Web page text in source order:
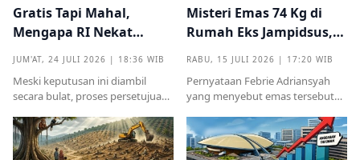
Gratis Tapi Mahal,
Mengapa RI Nekat
Induk Tua Italia?
JUM'AT, 24 JULI 2026 | 18:36 WIB
Meski keputusan ini diambil
secara bulat, proses persetujuan
kritik tajam terkait prosedur yang
mendadak serta kekhawatiran
akan beban anggaran
Misteri Emas 74 Kg di
Rumah Eks Jampidsus,
RABU, 15 JULI 2026 | 17:20 WIB
Pernyataan Febrie Adriansyah
yang menyebut emas tersebut
menjadi titik penting dalam
proses pembuktian